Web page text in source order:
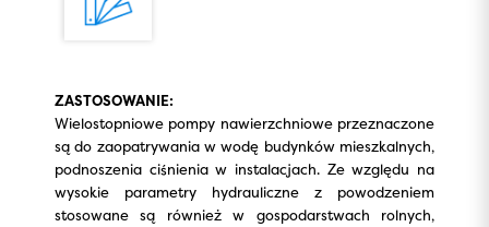
ZASTOSOWANIE:
Wielostopniowe pompy nawierzchniowe przeznaczone
są do zaopatrywania w wodę budynków mieszkalnych,
podnoszenia ciśnienia w instalacjach. Ze względu na
wysokie parametry hydrauliczne z powodzeniem
stosowane są również w gospodarstwach rolnych,